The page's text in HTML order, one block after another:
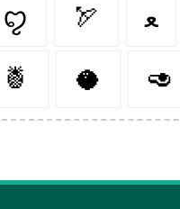
ꨄ︎ 🏹 ﻌ
🍍 🥥 🥑